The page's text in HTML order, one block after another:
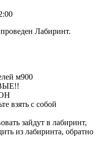
Лабиринт.
м900
взять с собой
зайдут в лабиринт,
из лабиринта, обратно